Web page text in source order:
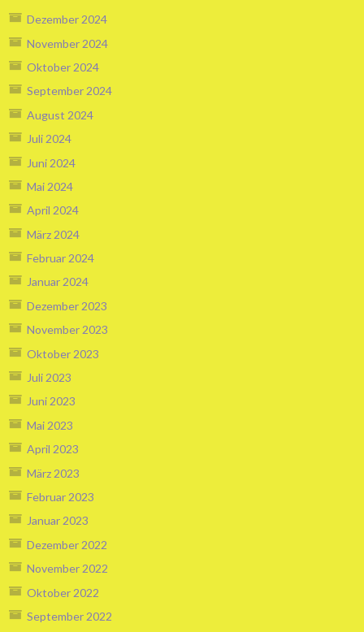
Dezember 2024
November 2024
Oktober 2024
September 2024
August 2024
Juli 2024
Juni 2024
Mai 2024
April 2024
März 2024
Februar 2024
Januar 2024
Dezember 2023
November 2023
Oktober 2023
Juli 2023
Juni 2023
Mai 2023
April 2023
März 2023
Februar 2023
Januar 2023
Dezember 2022
November 2022
Oktober 2022
September 2022